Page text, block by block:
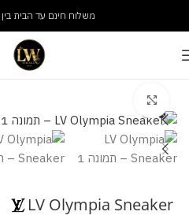
משלוח חינם עד הבית בין 3-13 ימים עסקים
LV Olympia Sneaker